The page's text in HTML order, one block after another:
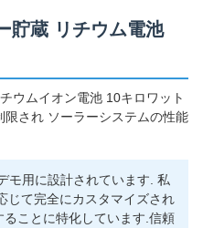
貯蔵 リチウム電池
ウムイオン電池 10キロワット
され ソーラーシステムの性能
モ用に設計されています. 私
じて完全にカスタマイズされ
ことに特化しています.信頼